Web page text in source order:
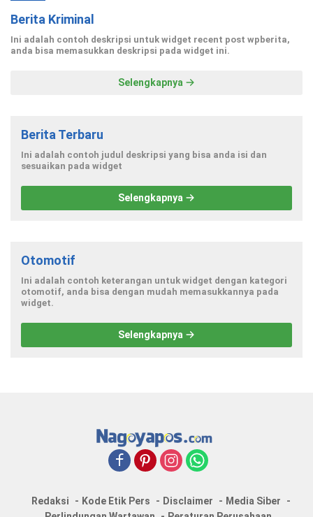
Berita Kriminal
Ini adalah contoh deskripsi untuk widget recent post wpberita,
anda bisa memasukkan deskripsi pada widget ini.
Selengkapnya
Berita Terbaru
Ini adalah contoh judul deskripsi yang bisa anda isi dan
sesuaikan pada widget
Selengkapnya
Otomotif
Ini adalah contoh keterangan untuk widget dengan kategori
otomotif, anda bisa dengan mudah memasukkannya pada
widget.
Selengkapnya
Redaksi Kode Etik Pers Disclaimer
Media Siber